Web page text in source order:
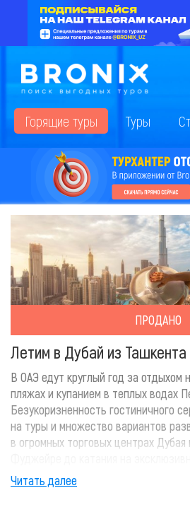
Горящие туры Туры
ПРОДАНО
Летим в Дубай из
В ОАЭ едут круглый год за отдыхом
пляжах и купанием в теплых водах
Безукоризненность гостиничного
на туры и множество вариантов
в огромных торговых центрах Дубая
Абу-Даби и полетах на воздушных
страной.
Читать далее